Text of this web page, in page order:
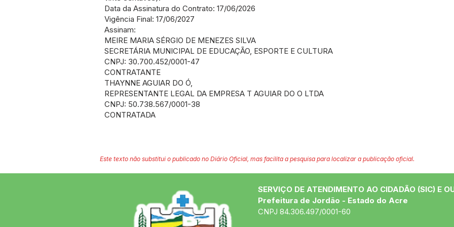
Data da Assinatura do Contrato: 17/06/2026
Vigência Final: 17/06/2027
Assinam:
MEIRE MARIA SÉRGIO DE MENEZES SILVA
SECRETÁRIA MUNICIPAL DE EDUCAÇÃO, ESPORTE E CULTURA
CNPJ: 30.700.452/0001-47
CONTRATANTE
THAYNNE AGUIAR DO Ó,
REPRESENTANTE LEGAL DA EMPRESA T AGUIAR DO O LTDA
CNPJ: 50.738.567/0001-38
CONTRATADA
Este texto não substitui o publicado no Diário Oficial, mas facilita a pesquisa para localizar a publicação oficial.
SERVIÇO DE ATENDIMENTO AO CIDADÃO (SIC) E
Prefeitura de Jordão - Estado do Acre
CNPJ 84.306.497/0001-60